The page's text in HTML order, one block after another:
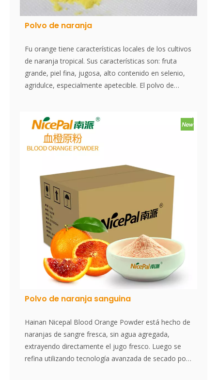
Polvo de naranja
Fu orange tiene características locales de los cultivos
de naranja tropical. Sus características son: fruta
grande, piel fina, jugosa, alto contenido en selenio,
agridulce, especialmente apetecible. El polvo de
procesamiento de secado por aspersión más
avanzados del mundo, que mantiene bien su
nutrición y aroma de naranja fresca. Disuelto
Polvo de naranja sanguina
Hainan Nicepal Blood Orange Powder está hecho de
naranjas de sangre fresca, sin agua agregada,
extrayendo directamente el jugo fresco. Luego se
refina utilizando tecnología avanzada de secado por